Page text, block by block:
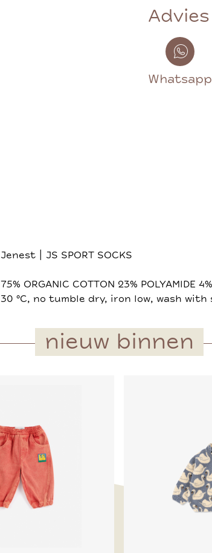
Whatsapp
Jenest | JS SPORT SOCKS
75% ORGANIC COTTON 23% POLYAMIDE
30 °C, no tumble dry, iron low, wash
nieuw binnen